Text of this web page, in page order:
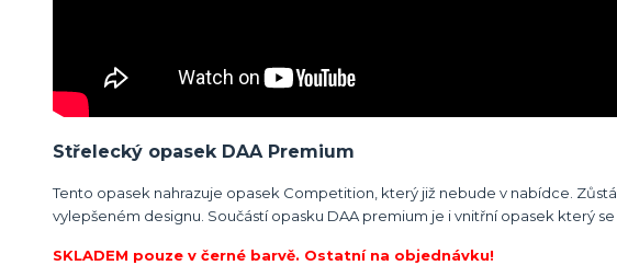
Střelecký opasek DAA Premium
Tento opasek nahrazuje opasek Competition, který již nebude v nabídce.
vylepšeném designu. Součástí opasku DAA premium je i vnitřní opasek který
SKLADEM pouze v černé barvě. Ostatní na objednávku!